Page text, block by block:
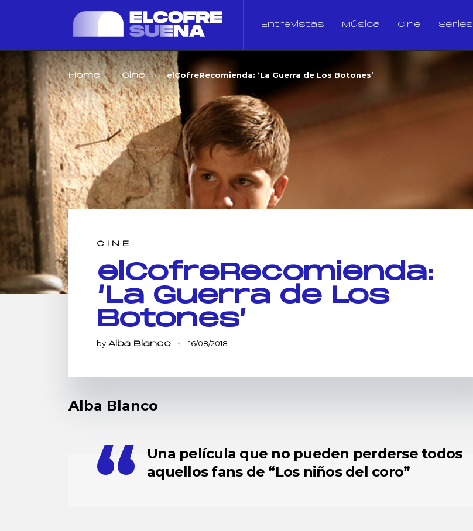
Entrevistas Música Cine Series
Home Cine elCofreRecomienda: ‘La Guerra de Los Botones’
CINE
elCofreRecomienda:
‘La Guerra de Los
Botones’
by Alba Blanco 16/08/2018
Alba Blanco
Una película que no pueden perderse todos
aquellos fans de “Los niños del coro”